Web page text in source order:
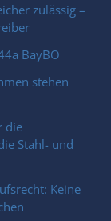
zulässig –
BayBO
stehen
die
Stahl- und
Keine